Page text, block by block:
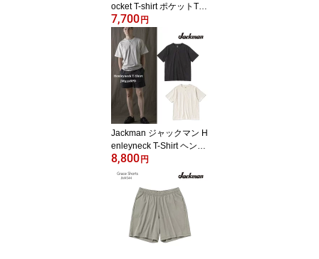
ocket T-shirt ポケットTシ
ャツ JM5534 半袖Tシャ
ツ メンズ 日本製 米綿 ア
メリカ綿 天竺 カットソ
ー Ink Black インクブラ
ック/White ホワイト
7,700 円
Jackman ジャックマン H
enleyneck T-Shirt ヘンリ
ーネックTシャツ JM532
8PD ピグメント 半袖Tシ
天竺 カットソー
8,800 円